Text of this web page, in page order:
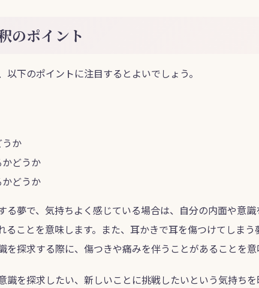
のポイント
下のポイントに注目するとよいでしょう。
か
どうか
どうか
る夢で、気持ちよく感じている場合は、自分の内面や意
ることを意味します。また、耳かきで耳を傷つけてしまう
探求する際に、傷つきや痛みを伴うことがあることを意
識を探求したい、新しいことに挑戦したいという気持ちを